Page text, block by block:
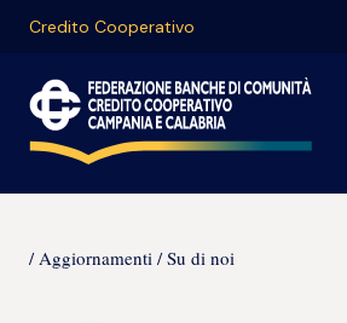
Credito Cooperativo
Aggiornamenti Su di noi